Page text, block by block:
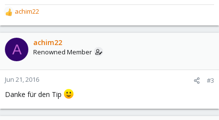
R
e
a
c
t
o
n
s
:
achim22
A achim22
Renowned Member
Jun 21, 2016 #3
Danke für den Tip